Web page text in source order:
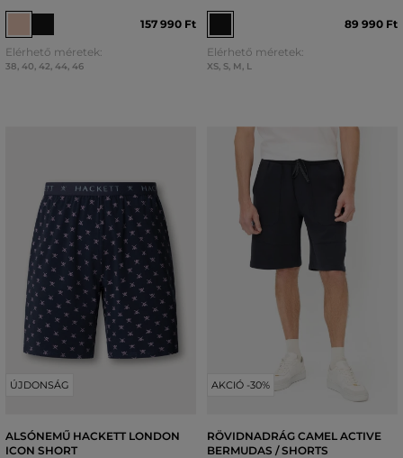
157 990 Ft
Elérhető méretek:
38, 40, 42, 44, 46
89 990 Ft
Elérhető méretek:
XS, S, M, L
ÚJDONSÁG
ALSÓNEMŰ HACKETT LONDON
ICON SHORT
AKCIÓ -30%
RÖVIDNADRÁG CAMEL ACTIVE
BERMUDAS / SHORTS